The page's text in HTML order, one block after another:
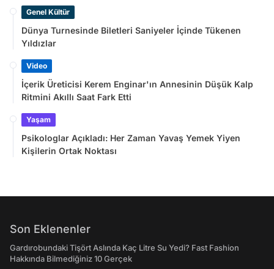
Genel Kültür
Dünya Turnesinde Biletleri Saniyeler İçinde Tükenen
Yıldızlar
Video
İçerik Üreticisi Kerem Enginar'ın Annesinin Düşük Kalp
Ritmini Akıllı Saat Fark Etti
Yaşam
Psikologlar Açıkladı: Her Zaman Yavaş Yemek Yiyen
Kişilerin Ortak Noktası
Son Eklenenler
Gardırobundaki Tişört Aslında Kaç Litre Su Yedi? Fast Fashion
Hakkında Bilmediğiniz 10 Gerçek